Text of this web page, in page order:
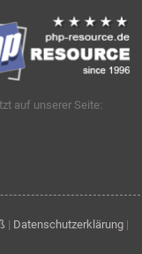
auf unserer Seite:
| Datenschutzerklärung |